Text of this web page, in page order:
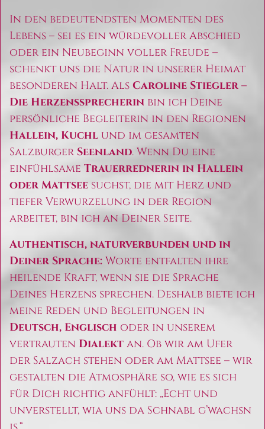
In den bedeutendsten Momenten des
Lebens – sei es ein würdevoller Abschied
oder ein Neubeginn voller Freude –
schenkt uns die Natur in unserer Heimat
besonderen Halt. Als Caroline Stiegler –
Die Herzenssprecherin bin ich Deine
persönliche Begleiterin in den Regionen
Hallein, Kuchl und im gesamten
Salzburger Seenland. Wenn Du eine
einfühlsame Trauerrednerin in Hallein
oder Mattsee suchst, die mit Herz und
tiefer Verwurzelung in der Region
arbeitet, bin ich an Deiner Seite.
Authentisch, naturverbunden und in
Deiner Sprache: Worte entfalten ihre
heilende Kraft, wenn sie die Sprache
Deines Herzens sprechen. Deshalb biete ich
meine Reden und Begleitungen in
Deutsch, Englisch oder in unserem
vertrauten Dialekt an. Ob wir am Ufer
der Salzach stehen oder am Mattsee – wir
gestalten die Atmosphäre so, wie es sich
für Dich richtig anfühlt: „Echt und
unverstellt, wia uns da Schnabl g’wachsn